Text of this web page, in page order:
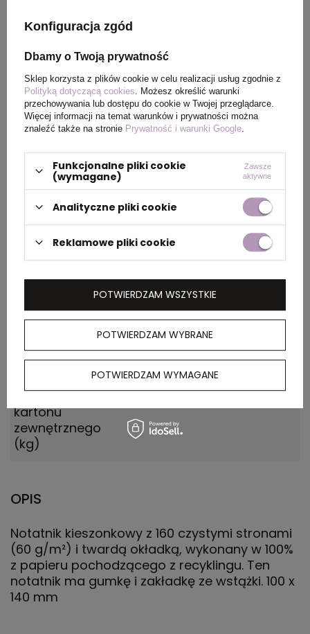
Kraj
pochodzenia
China
Rozmiar 100 x 140 mm
PAKOWANIE
Wymiary
kartonu
zewnętrznego
0.300x0.230x0.280
wewnętrznym
20
Waga
kartonu
zewnętrznego
(kg)
10.000
OPIS
Notatnik kieszonkowy z 160 czystymi stronami
(60 g/m²) i twardą okładką, wykonany w 100%
z papieru pochodzącego z recyklingu. Ten
notatnik ma gumkę i zakładkę ze wstążki. 100 x
140 mm
Konfiguracja zgód
Dbamy o Twoją prywatność
Sklep korzysta z plików cookie w celu realizacji usług zgodnie z
Polityką dotyczącą cookies . Możesz określić warunki
przechowywania lub dostępu do cookie w Twojej przeglądarce.
Więcej informacji na temat warunków i prywatności można
znaleźć także na stronie Prywatność i warunki Google
Funkcjonalne pliki cookie
(wymagane)
Zawsze
aktywne
Analityczne pliki cookie
Reklamowe pliki cookie
POTWIERDZAM WYBRANE
POTWIERDZAM WYMAGANE
POTWIERDZAM WSZYSTKIE